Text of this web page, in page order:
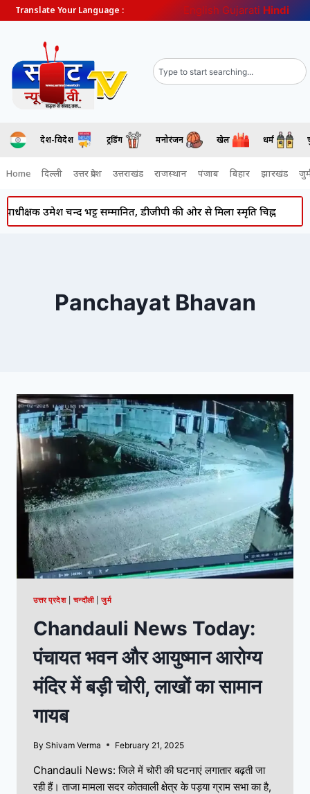
Translate Your Language : English Gujarati Hindi
देश-विदेश ट्रेंडिंग मनोरंजन खेल धर्म
Home दिल्ली उत्तर प्रदेश उत्तराखंड राजस्थान पंजाब बिहार झारखंड
उमेश चन्द भट्ट सम्मानित, डीजीपी की ओर से मिला स्मृति चिह्न
Panchayat Bhavan
उत्तर प्रदेश|चन्दौली|जुर्म
Chandauli News Today:
पंचायत भवन और आयुष्मान आरोग्य
मंदिर में बड़ी चोरी, लाखों का सामान
गायब
By Shivam Verma February 21, 2025
Chandauli News: जिले में चोरी की घटनाएं लगातार बढ़ती जा
रही हैं। ताजा मामला सदर कोतवाली क्षेत्र के पड़या ग्राम सभा का है,